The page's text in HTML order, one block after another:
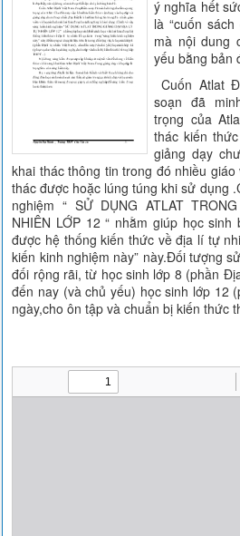
ý nghĩa hết
là “cuốn
mà nội dung
yếu bằng bản
Cuốn Atlat
soạn đã
trọng của
thác kiến
giảng dạy
khai thác thông tin trong đó nhiều
thác được hoặc lúng túng khi sử dụng
nghiệm “ SỬ DỤNG ATLAT
NHIÊN LỚP 12 “ nhằm giúp học
được hệ thống kiến thức về địa lí tự
kiến kinh nghiệm này” này.Đối tượng
đối rộng rãi, từ học sinh lớp 8 (phần
đến nay (và chủ yếu) học sinh lớp 12
ngày,cho ôn tập và chuẩn bị kiến thức